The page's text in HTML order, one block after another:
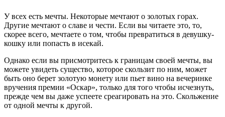
У всех есть мечты. Некоторые мечтают о золотых горах.
Другие мечтают о славе и чести. Если вы читаете это, то,
скорее всего, мечтаете о том, чтобы превратиться в девушку-
кошку или попасть в исекай.
Однако если вы присмотритесь к границам своей мечты, вы
можете увидеть существо, которое скользит по ним, может
быть оно берет золотую монету или пьет вино на вечеринке
вручения премии «Оскар», только для того чтобы исчезнуть,
прежде чем вы даже успеете среагировать на это. Скольжение
от одной мечты к другой.